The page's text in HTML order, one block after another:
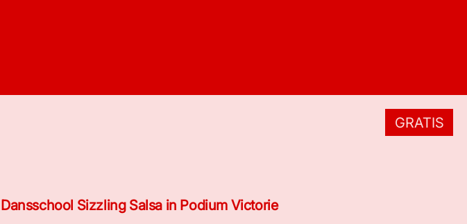
GRATIS
Dansschool Sizzling Salsa in Podium Victorie